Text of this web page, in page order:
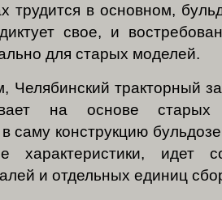
трудится в основном,
свое, и
для старых моделей.
Челябинский тракторный
на основе
саму конструкцию
характеристики, идет
и отдельных единиц